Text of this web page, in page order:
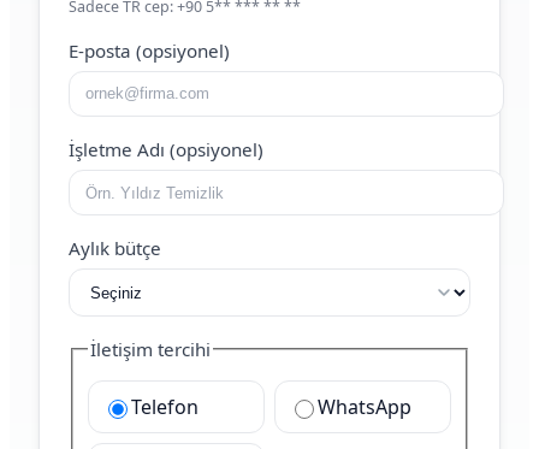
Sadece TR cep: +90 5** *** ** **
E-posta (opsiyonel)
İşletme Adı (opsiyonel)
Aylık bütçe
İletişim tercihi
Telefon WhatsApp